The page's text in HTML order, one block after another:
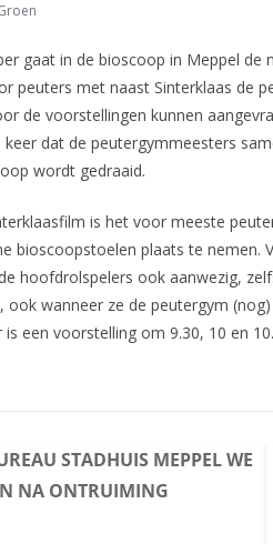
gaat in de bioscoop in Meppel de
peuters met naast Sinterklaas de
de voorstellingen kunnen
keer dat de peutergymmeesters
wordt gedraaid.
is het voor meeste
bioscoopstoelen plaats te nemen.
hoofdrolspelers ook aanwezig,
ook wanneer ze de peutergym
is een voorstelling om 9.30, 10 en
STADHUIS MEPPEL WE
NA ONTRUIMING